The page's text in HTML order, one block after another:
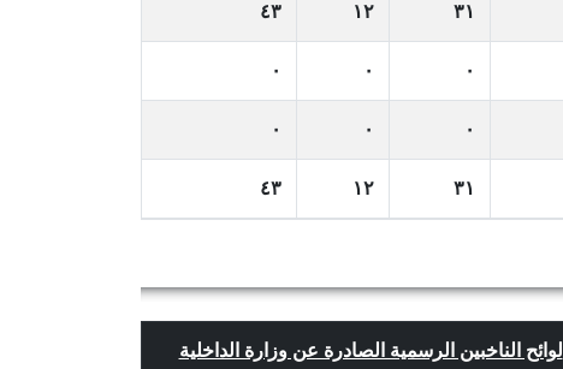
٣١ ١٢ ٤٣
٠ ٠ ٠
٠ ٠ ٠
٣١ ١٢ ٤٣
لوائح الناخبين الرسمية الصادرة عن وزارة الداخلية